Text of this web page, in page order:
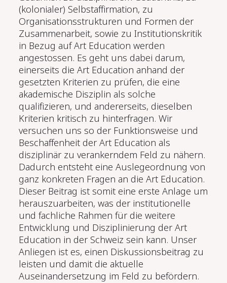
(kolonialer) Selbstaffirmation, zu
Organisationsstrukturen und Formen der
Zusammenarbeit, sowie zu Institutionskritik
in Bezug auf Art Education werden
angestossen. Es geht uns dabei darum,
einerseits die Art Education anhand der
gesetzten Kriterien zu prüfen, die eine
akademische Disziplin als solche
qualifizieren, und andererseits, dieselben
Kriterien kritisch zu hinterfragen. Wir
versuchen uns so der Funktionsweise und
Beschaffenheit der Art Education als
disziplinär zu verankerndem Feld zu nähern.
Dadurch entsteht eine Auslegeordnung von
ganz konkreten Fragen an die Art Education.
Dieser Beitrag ist somit eine erste Anlage um
herauszuarbeiten, was der institutionelle
und fachliche Rahmen für die weitere
Entwicklung und Disziplinierung der Art
Education in der Schweiz sein kann. Unser
Anliegen ist es, einen Diskussionsbeitrag zu
leisten und damit die aktuelle
Auseinandersetzung im Feld zu befördern.